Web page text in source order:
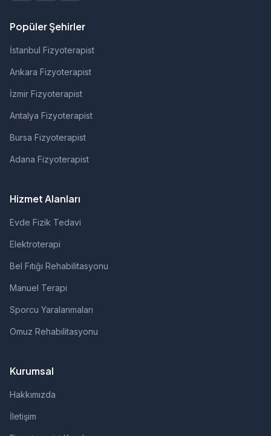
Popüler Şehirler
İstanbul Fizyoterapist
Ankara Fizyoterapist
İzmir Fizyoterapist
Antalya Fizyoterapist
Bursa Fizyoterapist
Adana Fizyoterapist
Hizmet Alanları
Evde Fizik Tedavi
Elektroterapi
Bel Fıtığı Rehabilitasyonu
Manuel Terapi
Sporcu Yaralanmaları
Omuz Rehabilitasyonu
Kurumsal
Hakkımızda
İletişim